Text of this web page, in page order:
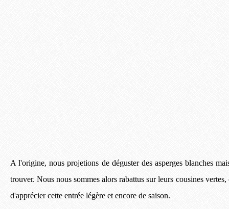
A l'origine, nous projetions de déguster des asperges blanches
trouver. Nous nous sommes alors rabattus sur leurs cousines
d'apprécier cette entrée légère et encore de saison.